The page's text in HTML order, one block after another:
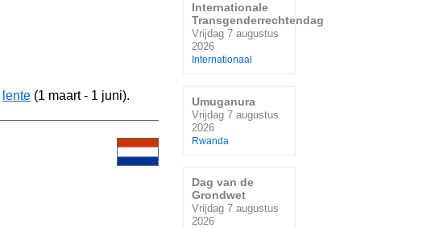
lente (1 maart - 1 juni).
Internationale
Transgenderrechtendag
Vrijdag 7 augustus
2026
Internationaal
Umuganura
Vrijdag 7 augustus
2026
Rwanda
Dag van de
Grondwet
Vrijdag 7 augustus
2026